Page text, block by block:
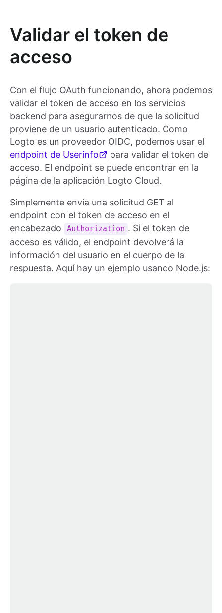
Validar el token de
acceso
Con el flujo OAuth funcionando, ahora podemos
validar el token de acceso en los servicios
backend para asegurarnos de que la solicitud
proviene de un usuario autenticado. Como
Logto es un proveedor OIDC, podemos usar el
endpoint de Userinfo
para validar el token de
acceso. El endpoint se puede encontrar en la
página de la aplicación Logto Cloud.
Simplemente envía una solicitud GET al
endpoint con el token de acceso en el
encabezado
Authorization . Si el token de
acceso es válido, el endpoint devolverá la
información del usuario en el cuerpo de la
respuesta. Aquí hay un ejemplo usando Node.js: